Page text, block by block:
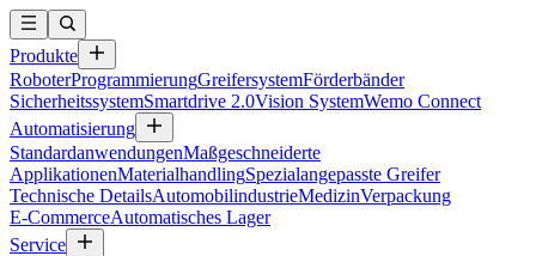
Produkte
RoboterProgrammierungGreifersystemFörderbänder
SicherheitssystemSmartdrive 2.0Vision SystemWemo Connect
Automatisierung
StandardanwendungenMaßgeschneiderte
ApplikationenMaterialhandlingSpezialangepasste Greifer
Technische DetailsAutomobilindustrieMedizinVerpackung
E-CommerceAutomatisches Lager
Service